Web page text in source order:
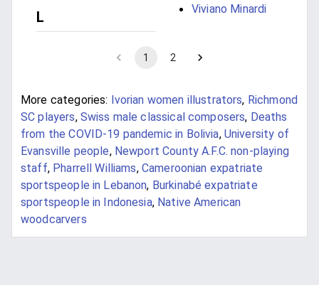
L
Viviano Minardi
1 2
More categories: Ivorian women illustrators, Richmond
SC players, Swiss male classical composers, Deaths
from the COVID-19 pandemic in Bolivia, University of
Evansville people, Newport County A.F.C. non-playing
staff, Pharrell Williams, Cameroonian expatriate
sportspeople in Lebanon, Burkinabé expatriate
sportspeople in Indonesia, Native American
woodcarvers